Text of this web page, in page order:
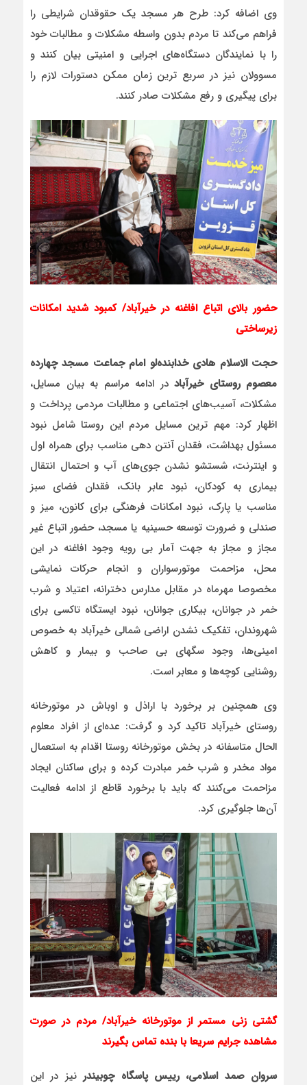
وی اضافه کرد: طرح هر مسجد یک حقوقدان شرایطی را
فراهم می‌کند تا مردم بدون واسطه مشکلات و مطالبات خود
را با نمایندگان دستگاه‌های اجرایی و امنیتی بیان کنند و
مسوولان نیز در سریع ترین زمان ممکن دستورات لازم را
برای پیگیری و رفع مشکلات صادر کنند.
حضور بالای اتباع افاغنه در خیرآباد/ کمبود شدید امکانات
زیرساختی
حجت الاسلام هادی خدابنده‌لو امام جماعت مسجد چهارده
معصوم روستای خیرآباد در ادامه مراسم به بیان مسایل،
مشکلات، آسیب‌های اجتماعی و مطالبات مردمی پرداخت و
اظهار کرد: مهم ترین مسایل مردم این روستا شامل نبود
مسئول بهداشت، فقدان آنتن دهی مناسب برای همراه اول
و اینترنت، شستشو نشدن جوی‌های آب و احتمال انتقال
بیماری به کودکان، نبود عابر بانک، فقدان فضای سبز
مناسب یا پارک، نبود امکانات فرهنگی برای کانون، میز و
صندلی و ضرورت توسعه حسینیه یا مسجد، حضور اتباع غير
مجاز و مجاز به جهت آمار بی رویه وجود افاغنه در این
محل، مزاحمت موتورسواران و انجام حرکات نمایشی
مخصوصا مهرماه در مقابل مدارس دخترانه، اعتیاد و شرب
خمر در جوانان، بیکاری جوانان، نبود ایستگاه تاکسی برای
شهروندان، تفکیک نشدن اراضی شمالی خیرآباد به خصوص
امینی‌ها، وجود سگهای بی صاحب و بیمار و کاهش
روشنایی کوچه‌ها و معابر است.
وی همچنین بر برخورد با اراذل و اوباش در موتورخانه
روستای خیرآباد تاکید کرد و گرفت: عده‌ای از افراد معلوم
الحال متاسفانه در بخش موتورخانه روستا اقدام به استعمال
مواد مخدر و شرب خمر مبادرت کرده و برای ساکنان ایجاد
مزاحمت می‌کنند که باید با برخورد قاطع از ادامه فعالیت
آن‌ها جلوگیری کرد.
گشتی زنی مستمر از موتورخانه خیرآباد/ مردم در صورت
مشاهده جرایم سریعا با بنده تماس بگیرند
سروان صمد اسلامی، رییس پاسگاه چوبیندر نیز در این